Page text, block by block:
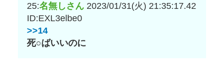
25:名無しさん 2023/01/31(火) 21:35:17.42
ID:EXL3elbe0
>>14
死○ばいいのに